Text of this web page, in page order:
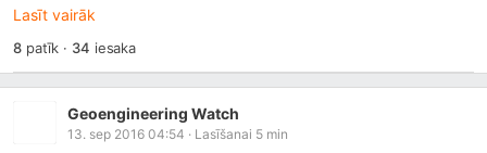
Lasīt vairāk
8patīk · 34 iesaka
Geoengineering Watch
13. sep 2016 04:54 · Lasīšanai 5 min